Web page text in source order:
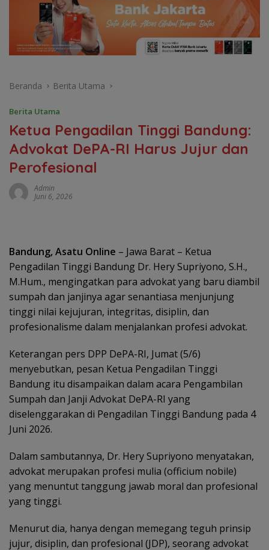
Beranda Berita Utama
Berita Utama
Ketua Pengadilan Tinggi Bandung:
Advokat DePA-RI Harus Jujur dan
Perofesional
Admin
Juni 6, 2026
Bandung, Asatu Online – Jawa Barat – Ketua
Pengadilan Tinggi Bandung Dr. Hery Supriyono, S.H.,
M.Hum., mengingatkan para advokat yang baru diambil
sumpah dan janjinya agar senantiasa menjunjung
tinggi nilai kejujuran, integritas, disiplin, dan
profesionalisme dalam menjalankan profesi advokat.
Keterangan pers DPP DePA-RI, Jumat (5/6)
menyebutkan, pesan Ketua Pengadilan Tinggi
Bandung itu disampaikan dalam acara Pengambilan
Sumpah dan Janji Advokat DePA-RI yang
diselenggarakan di Pengadilan Tinggi Bandung pada 4
Juni 2026.
Dalam sambutannya, Dr. Hery Supriyono menyatakan,
advokat merupakan profesi mulia (officium nobile)
yang menuntut tanggung jawab moral dan profesional
yang tinggi.
Menurut dia, hanya dengan memegang teguh prinsip
jujur, disiplin, dan profesional (JDP), seorang advokat